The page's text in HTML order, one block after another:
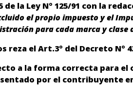
la Ley Nº 125/91 con la
el propio impuesto y el
para cada marca y clase
reza el Art.3º del Decreto Nº
a la forma correcta para el
por el contribuyente